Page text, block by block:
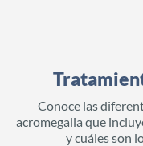
Conoce las
acromegalia que
y cuáles son